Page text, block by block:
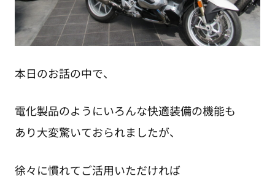
本日のお話の中で、
電化製品のようにいろんな快適装備の機能も
あり大変驚いておられましたが、
徐々に慣れてご活用いただければ